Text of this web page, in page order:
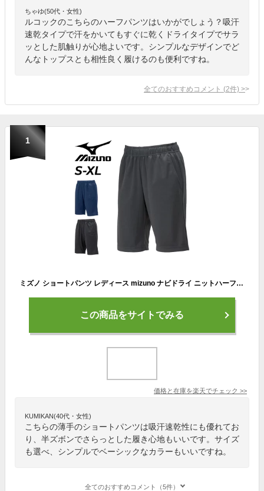
ちゃゆ(50代・女性)
ルコックのこちらのハーフパンツはいかがでしょう？吸汗
速乾タイプで汗をかいてもすぐに乾くドライタイプでサラ
ッとした肌触りが心地よいです。シンプルなデザインでど
んなトップスとも相性良く履けるのも便利ですね。
全てのおすすめコメント (2件) >
1
ミズノ ショートパンツ レディース mizuno ナビドライ ニットハーフパンツ スポーツウェア 薄手 ジャージ 膝上丈 ボトムス 吸汗速乾 女性 トレーニング フィットネス ランニング エクササイズ 運動 レディースウェア 短パン 半ズボン ずぼん 服 ブランド アパレル/32MDC390
この商品をサイトでみる
価格と在庫を楽天でチェック >>
KUMIKAN(40代・女性)
こちらの薄手のショートパンツは吸汗速乾性にも優れてお
り、半ズボンでさらっとした履き心地もいいです。サイズ
も選べ、シンプルでベーシックなカラーもいいですね。
全てのおすすめコメント（5件）